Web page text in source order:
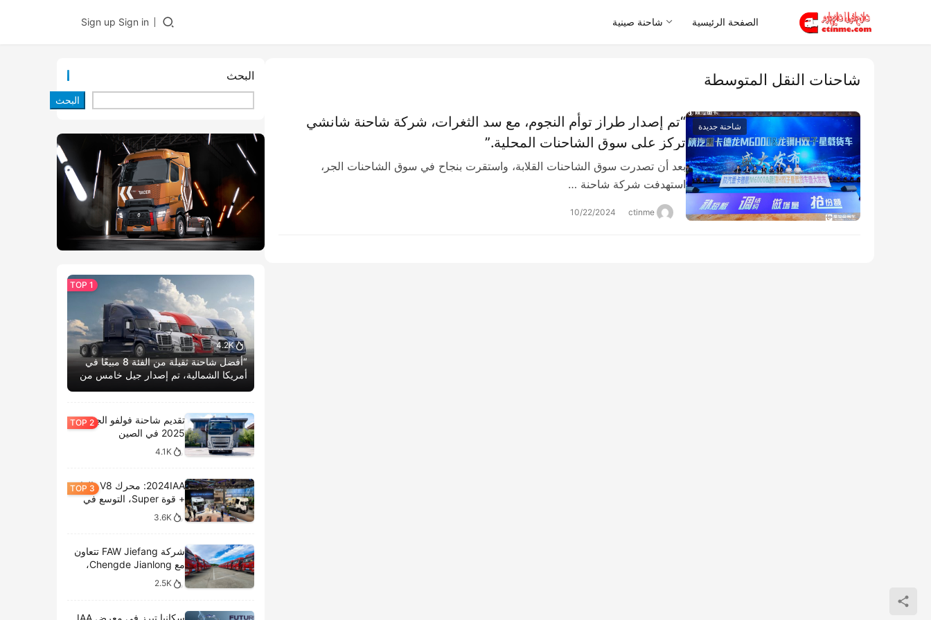
الصفحة الرئيسية شاحنة صينية Sign in
Sign up
شاحنات النقل المتوسطة
شاحنة جديدة
“تم إصدار طراز توأم النجوم، مع سد الثغرات، شركة شاحنة شانشي
تركز على سوق الشاحنات المحلية.”
بعد أن تصدرت سوق الشاحنات القلابة، واستقرت بنجاح في سوق الشاحنات الجر،
استهدفت شركة شاحنة …
ctinme
10/22/2024
البحث
البحث
4.2K
“أفضل شاحنة ثقيلة من الفئة 8 مبيعًا في
أمريكا الشمالية، تم إصدار جيل خامس من
تقديم شاحنة فولفو الجديدة
2025 في الصين
4.1K
2024IAA: محرك V8، الغاز
+ قوة Super، التوسع في
الطرازات الكهربائية،
وتحليل المعروضات الداخلية
3.6K
شركة FAW Jiefang تتعاون
مع Chengde Jianlong،
وتكشف النقاب عن تسليم
2.5K
سكانيا تبرز في معرض IAA